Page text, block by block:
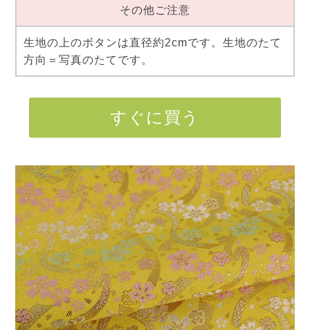
その他ご注意
生地の上のボタンは直径約2cmです。生地のたて
方向＝写真のたてです。
すぐに買う